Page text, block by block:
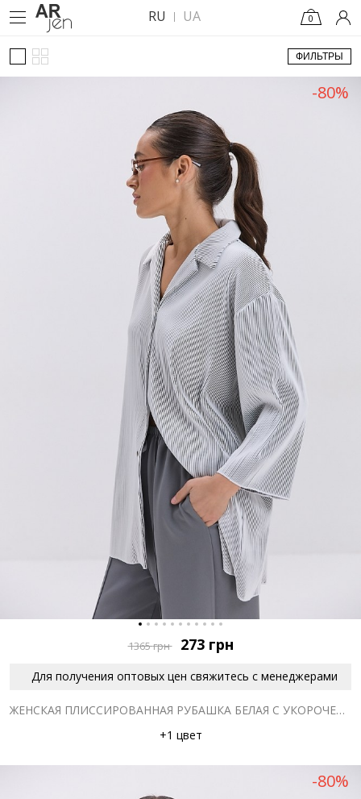
RU UA 0
ФИЛЬТРЫ
-80%
1365грн 273 грн
Для получения оптовых цен свяжитесь с менеджерами
ЖЕНСКАЯ ПЛИССИРОВАННАЯ РУБАШКА БЕЛАЯ С УКОРОЧЕННЫМИ РУКАВАМИ
+1 цвет
-80%